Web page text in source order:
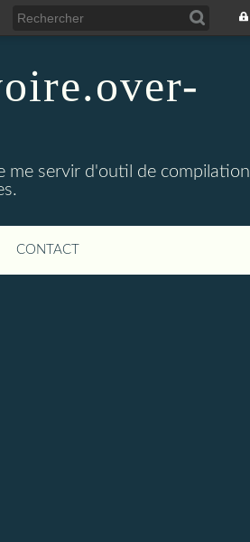
me servir d'outil de compilation
CONTACT